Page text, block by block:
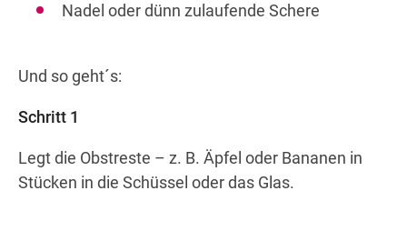
Nadel oder dünn zulaufende Schere
Und so geht´s:
Schritt 1
Legt die Obstreste – z. B. Äpfel oder Bananen in
Stücken in die Schüssel oder das Glas.